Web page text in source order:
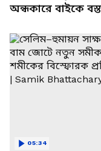
অন্ধকারে বাইকে
চত্বরে তাণ্ডব
05:34